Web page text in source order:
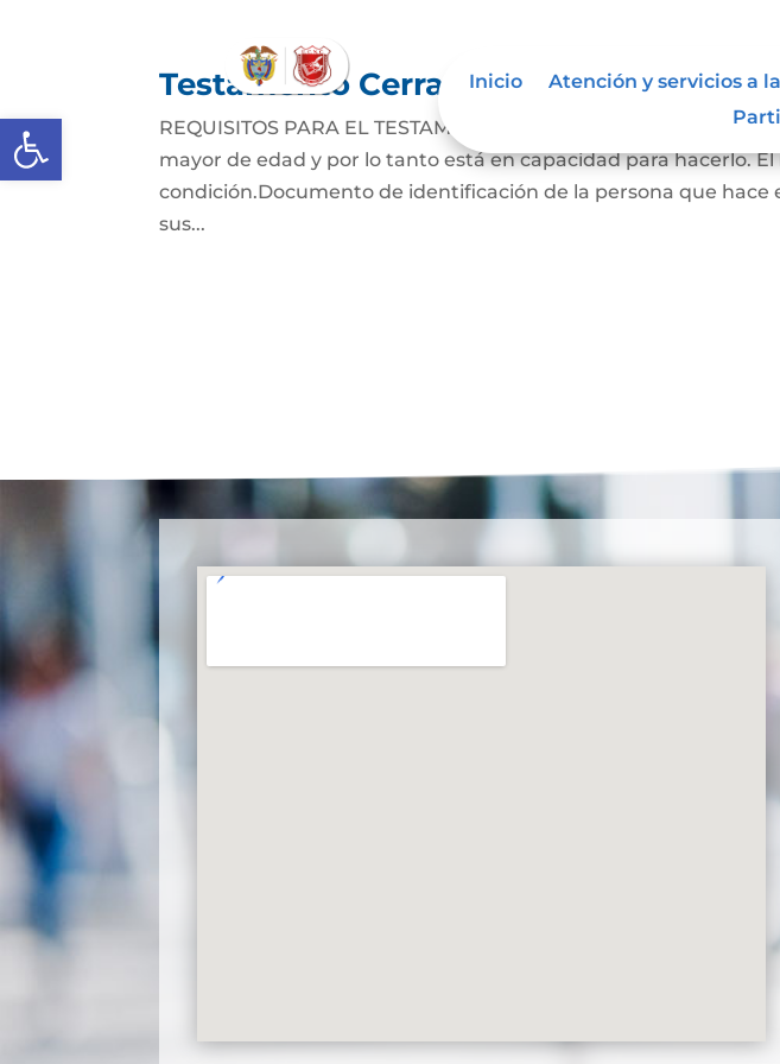
Abrir barra de herramientas
Inicio Atención y servicios a
Testamento Cerrado
REQUISITOS PARA EL TESTAMENTO CERRADO: La persona
mayor de edad y por lo tanto está en capacidad para hacerlo.
condición.Documento de identificación de la persona que hace
sus...